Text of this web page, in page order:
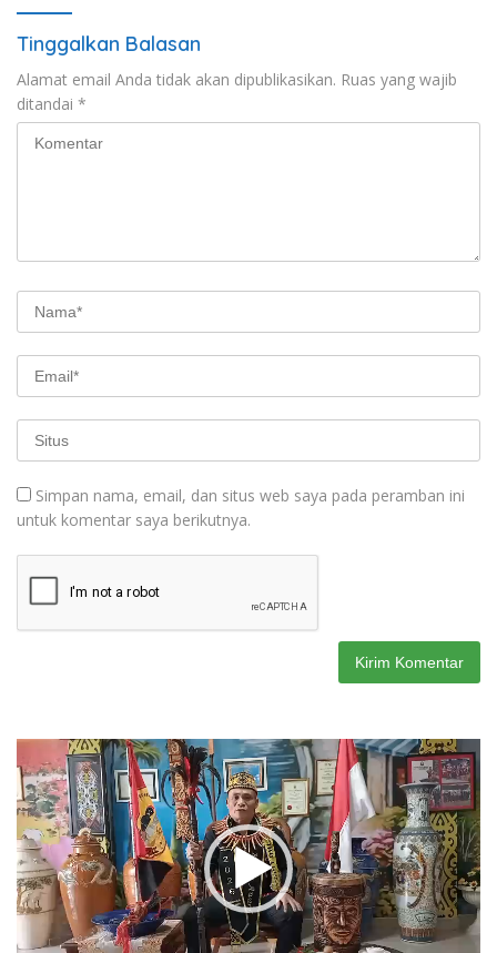
Tinggalkan Balasan
Alamat email Anda tidak akan dipublikasikan. Ruas yang wajib
ditandai *
Simpan nama, email, dan situs web saya pada peramban ini
untuk komentar saya berikutnya.
Pemutar
Video